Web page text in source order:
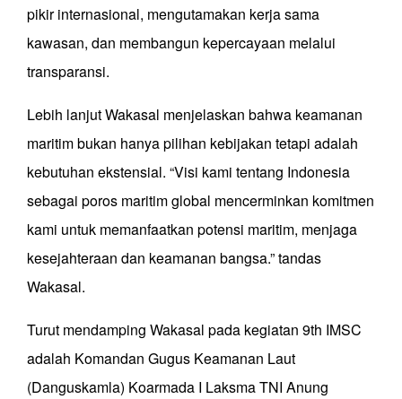
pikir internasional, mengutamakan kerja sama
kawasan, dan membangun kepercayaan melalui
transparansi.
Lebih lanjut Wakasal menjelaskan bahwa keamanan
maritim bukan hanya pilihan kebijakan tetapi adalah
kebutuhan ekstensial. “Visi kami tentang Indonesia
sebagai poros maritim global mencerminkan komitmen
kami untuk memanfaatkan potensi maritim, menjaga
kesejahteraan dan keamanan bangsa.” tandas
Wakasal.
Turut mendamping Wakasal pada kegiatan 9th IMSC
adalah Komandan Gugus Keamanan Laut
(Danguskamla) Koarmada I Laksma TNI Anung